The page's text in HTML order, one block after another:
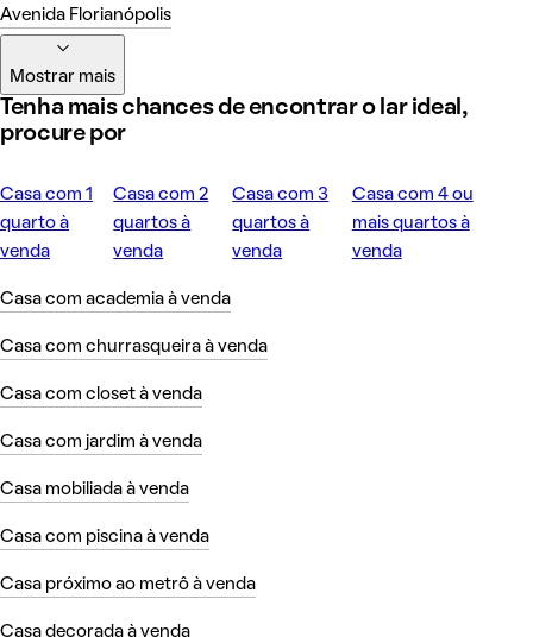
Avenida Florianópolis
Mostrar mais
Tenha mais chances de encontrar o lar ideal,
procure por
Casa com 1
quarto à
venda
Casa com 2
quartos à
venda
Casa com 3
quartos à
venda
Casa com 4 ou
mais quartos à
venda
Casa com academia à venda
Casa com churrasqueira à venda
Casa com closet à venda
Casa com jardim à venda
Casa mobiliada à venda
Casa com piscina à venda
Casa próximo ao metrô à venda
Casa decorada à venda